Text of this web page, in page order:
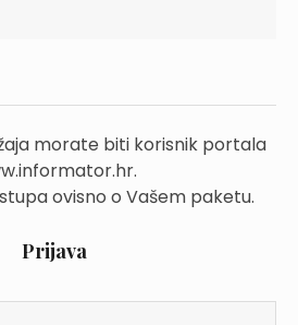
morate biti korisnik portala
ovisno o Vašem paketu.
Prijava